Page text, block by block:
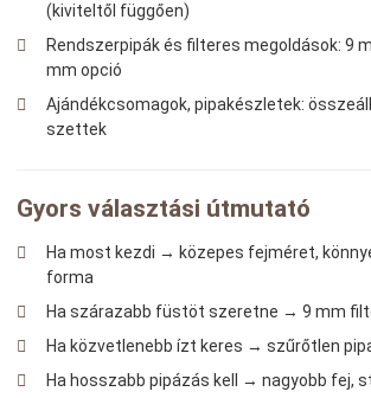
(kiviteltől függően)
Rendszerpipák és filteres megoldások: 9
mm opció
Ajándékcsomagok, pipakészletek:
szettek
Gyors választási útmutató
Ha most kezdi → közepes fejméret,
forma
Ha szárazabb füstöt szeretne → 9 mm
Ha közvetlenebb ízt keres → szűrőtlen
Ha hosszabb pipázás kell → nagyobb fej,